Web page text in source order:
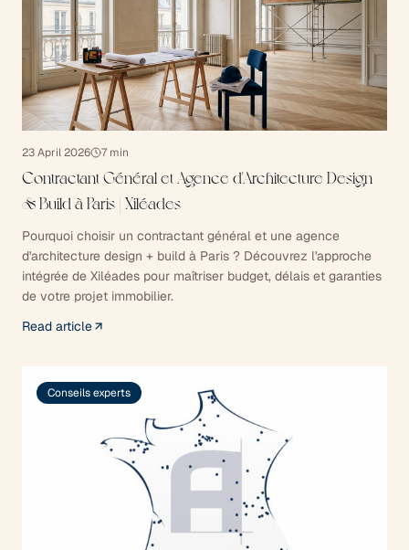
23 April 2026 7 min
Contractant Général et Agence d'Architecture Design
& Build à Paris | Xiléades
Pourquoi choisir un contractant général et une agence
d'architecture design + build à Paris ? Découvrez l'approche
intégrée de Xiléades pour maîtriser budget, délais et garanties
de votre projet immobilier.
Read article
Conseils experts